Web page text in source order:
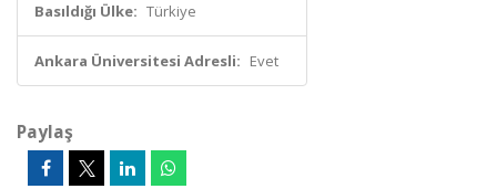
Basıldığı Ülke: Türkiye
Ankara Üniversitesi Adresli: Evet
Paylaş